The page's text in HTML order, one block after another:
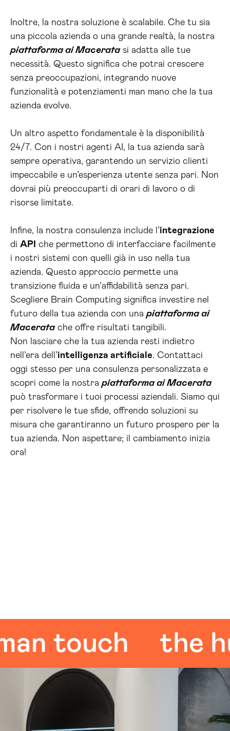
Inoltre, la nostra soluzione è scalabile. Che tu sia
una piccola azienda o una grande realtà, la nostra
piattaforma ai Maceratasi adatta alle tue
necessità. Questo significa che potrai crescere
senza preoccupazioni, integrando nuove
funzionalità e potenziamenti man mano che la tua
azienda evolve.
Un altro aspetto fondamentale è la disponibilità
24/7. Con i nostri agenti AI, la tua azienda sarà
sempre operativa, garantendo un servizio clienti
impeccabile e un’esperienza utente senza pari. Non
dovrai più preoccuparti di orari di lavoro o di
risorse limitate.
Infine, la nostra consulenza include l’integrazione
di API che permettono di interfacciare facilmente
i nostri sistemi con quelli già in uso nella tua
azienda. Questo approccio permette una
transizione fluida e un’affidabilità senza pari.
Scegliere Brain Computing significa investire nel
futuro della tua azienda con una piattaforma ai
Maceratache offre risultati tangibili.
Non lasciare che la tua azienda resti indietro
nell’era dell’intelligenza artificiale. Contattaci
oggi stesso per una consulenza personalizzata e
scopri come la nostra piattaforma ai Macerata
può trasformare i tuoi processi aziendali. Siamo qui
per risolvere le tue sfide, offrendo soluzioni su
misura che garantiranno un futuro prospero per la
tua azienda. Non aspettare; il cambiamento inizia
ora!
the